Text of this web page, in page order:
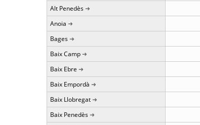
Alt Penedès
Anoia
Bages
Baix Camp
Baix Ebre
Baix Empordà
Baix Llobregat
Baix Penedès